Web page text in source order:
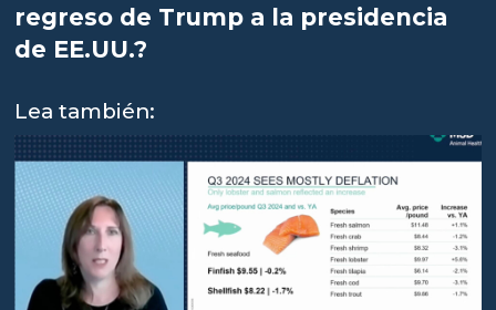
regreso de Trump a la presidencia
de EE.UU.?
Lea también: